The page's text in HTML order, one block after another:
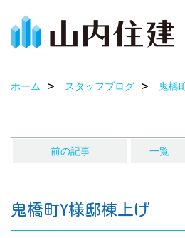
ホーム スタッフブログ 鬼橋
前の記事 一覧
鬼橋町Y様邸棟上げ